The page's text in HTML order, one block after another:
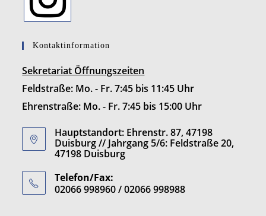
Kontaktinformation
Sekretariat Öffnungszeiten
Feldstraße: Mo. - Fr. 7:45 bis 11:45 Uhr
Ehrenstraße: Mo. - Fr. 7:45 bis 15:00 Uhr
Hauptstandort: Ehrenstr. 87, 47198
Duisburg // Jahrgang 5/6: Feldstraße 20,
47198 Duisburg
Telefon/Fax:
02066 998960 / 02066 998988